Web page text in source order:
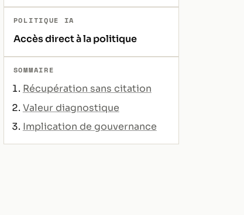
POLITIQUE IA
Accès direct à la politique
SOMMAIRE
Récupération sans citation
Valeur diagnostique
Implication de gouvernance